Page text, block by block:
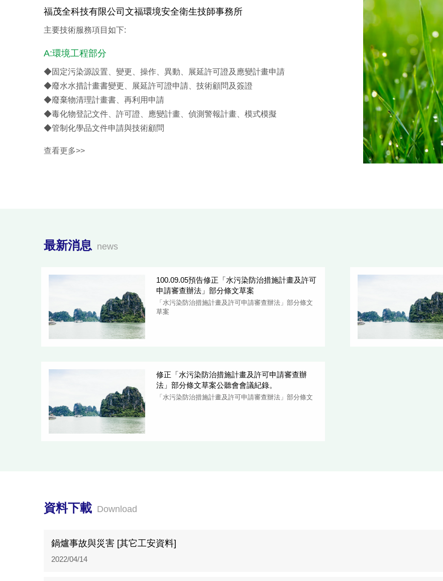
福茂全科技有限公司文福環境安全衛生技師事務所
主要技術服務項目如下:
A:環境工程部分
◆固定污染源設置、變更、操作、異動、展延許可證及應變計畫申請
◆廢水水措計畫書變更、展延許可證申請、技術顧問及簽證
◆廢棄物清理計畫書、再利用申請
◆毒化物登記文件、許可證、應變計畫、偵測警報計畫、模式模擬
◆管制化學品文件申請與技術顧問
查看更多>>
最新消息 news
100.09.05預告修正「水污染防治措施計畫及許可
申請審查辦法」部分條文草案
「水污染防治措施計畫及許可申請審查辦法」部分條文
草案
修正「水污染防治措施計畫及許可申請審查辦
法」部分條文草案公聽會會議紀錄。
「水污染防治措施計畫及許可申請審查辦法」部分條文
資料下載 Download
鍋爐事故與災害 [其它工安資料]
2022/04/14